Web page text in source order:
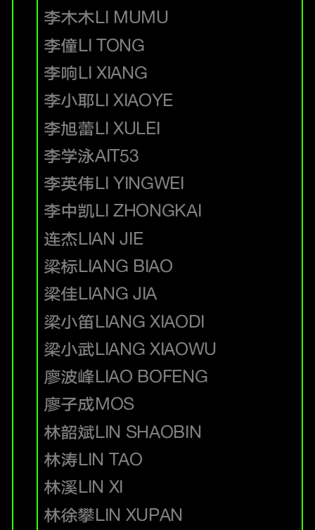
李木木LI MUMU
李僮LI TONG
李响LI XIANG
李小耶LI XIAOYE
李旭蕾LI XULEI
李学泳AIT53
李英伟LI YINGWEI
李中凯LI ZHONGKAI
连杰LIAN JIE
梁标LIANG BIAO
梁佳LIANG JIA
梁小笛LIANG XIAODI
梁小武LIANG XIAOWU
廖波峰LIAO BOFENG
廖子成MOS
林韶斌LIN SHAOBIN
林涛LIN TAO
林溪LIN XI
林徐攀LIN XUPAN